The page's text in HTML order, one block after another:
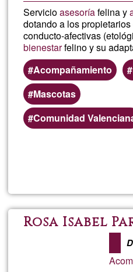
Servicioasesoríafelina y
dotando a los propietarios
conducto-afectivas
bienestarfelino y su
Acompañamiento
Mascotas
Comunidad
Rosa Isabel